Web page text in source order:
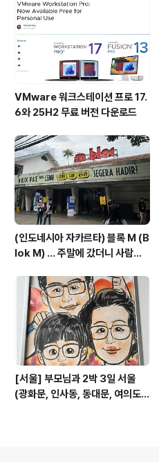
VMware 워크스테이션 프로 17.
6와 25H2 무료 버전 다운로드
(인도네시아 자카르타) 블록 M (B
lok M) ... 주말에 갔더니 사람이
[서울] 부모님과 2박 3일 서울
(광화문, 인사동, 동대문, 여의도)